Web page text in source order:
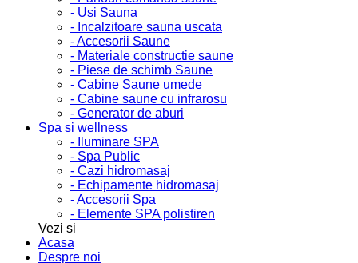
- Usi Sauna
- Incalzitoare sauna uscata
- Accesorii Saune
- Materiale constructie saune
- Piese de schimb Saune
- Cabine Saune umede
- Cabine saune cu infrarosu
- Generator de aburi
Spa si wellness
- Iluminare SPA
- Spa Public
- Cazi hidromasaj
- Echipamente hidromasaj
- Accesorii Spa
- Elemente SPA polistiren
Vezi si
Acasa
Despre noi